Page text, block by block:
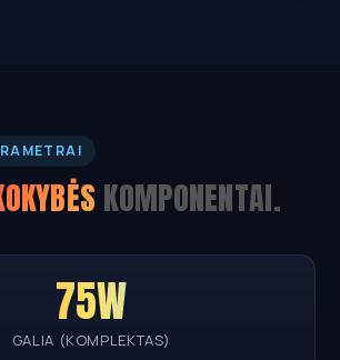
KOMPONENTAI.
75W
GALIA (KOMPLEKTAS)